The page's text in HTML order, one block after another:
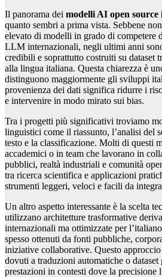
Il panorama dei modelli AI open source
quanto sembri a prima vista. Sebbene
elevato di modelli in grado di competere
LLM internazionali, negli ultimi anni
credibili e soprattutto costruiti su dataset
alla lingua italiana. Questa chiarezza è
distinguono maggiormente gli sviluppi
provenienza dei dati significa ridurre i
e intervenire in modo mirato sui bias.
Tra i progetti più significativi troviamo
linguistici come il riassunto, l’analisi del
testo e la classificazione. Molti di questi
accademici o in team che lavorano in
pubblici, realtà industriali e comunità
tra ricerca scientifica e applicazioni
strumenti leggeri, veloci e facili da
Un altro aspetto interessante è la scelta
utilizzano architetture trasformative
internazionali ma ottimizzate per
spesso ottenuti da fonti pubbliche,
iniziative collaborative. Questo
dovuti a traduzioni automatiche o
prestazioni in contesti dove la precisione